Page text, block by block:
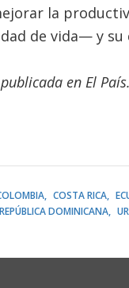
la
de vida— y
en El País.
COSTA RICA
REPÚBLICA DOMINICANA